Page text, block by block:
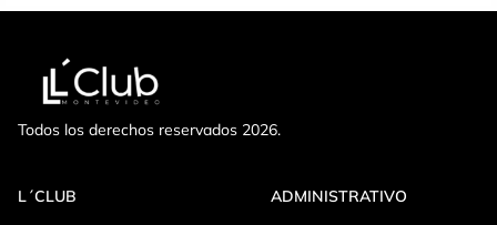
Todos los derechos reservados 2026.
L´CLUB
ADMINISTRATIVO